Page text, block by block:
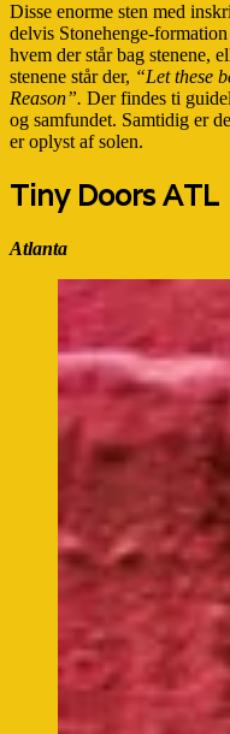
Disse enorme sten med
delvis Stonehenge-
hvem der står bag stenene,
stenene står der, “Let these
Reason”. Der findes ti
og samfundet. Samtidig er
er oplyst af solen.
Tiny Doors ATL
Atlanta